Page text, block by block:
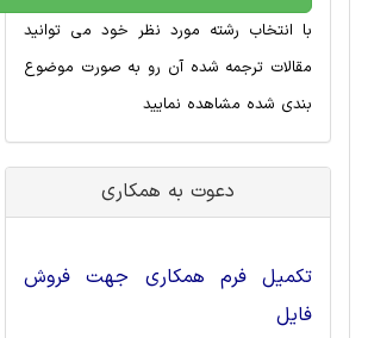
با انتخاب رشته مورد نظر خود می توانید
مقالات ترجمه شده آن رو به صورت موضوع
بندی شده مشاهده نمایید
دعوت به همکاری
تکمیل فرم همکاری جهت فروش
فایل